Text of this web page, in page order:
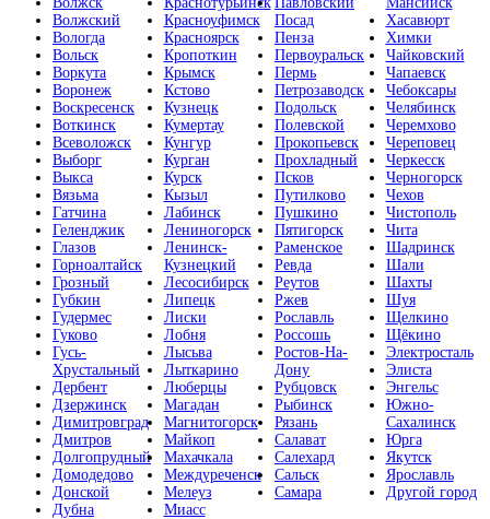
Волжский
Вологда
Вольск
Воркута
Воронеж
Воскресенск
Воткинск
Всеволожск
Выборг
Выкса
Вязьма
Гатчина
Геленджик
Глазов
Горноалтайск
Грозный
Губкин
Гудермес
Гуково
Гусь-
Хрустальный
Дербент
Дзержинск
Димитровград
Дмитров
Долгопрудный
Домодедово
Донской
Дубна
Красноуфимск
Красноярск
Кропоткин
Крымск
Кстово
Кузнецк
Кумертау
Кунгур
Курган
Курск
Кызыл
Лабинск
Лениногорск
Ленинск-
Кузнецкий
Лесосибирск
Липецк
Лиски
Лобня
Лысьва
Лыткарино
Люберцы
Магадан
Магнитогорск
Майкоп
Махачкала
Междуреченск
Мелеуз
Миасс
Посад
Пенза
Первоуральск
Пермь
Петрозаводск
Подольск
Полевской
Прокопьевск
Прохладный
Псков
Путилково
Пушкино
Пятигорск
Раменское
Ревда
Реутов
Ржев
Рославль
Россошь
Ростов-На-
Дону
Рубцовск
Рыбинск
Рязань
Салават
Салехард
Сальск
Самара
Хасавюрт
Химки
Чайковский
Чапаевск
Чебоксары
Челябинск
Черемхово
Череповец
Черкесск
Черногорск
Чехов
Чистополь
Чита
Шадринск
Шали
Шахты
Шуя
Щелкино
Щёкино
Электросталь
Элиста
Энгельс
Южно-
Сахалинск
Юрга
Якутск
Ярославль
Другой город